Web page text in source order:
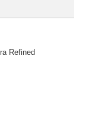
Refined